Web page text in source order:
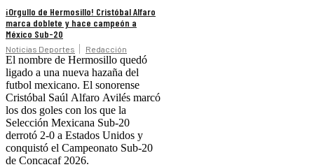
¡Orgullo de Hermosillo! Cristóbal Alfaro
marca doblete y hace campeón a
México Sub-20
Noticias Deportes Redacción
El nombre de Hermosillo quedó
ligado a una nueva hazaña del
futbol mexicano. El sonorense
Cristóbal Saúl Alfaro Avilés marcó
los dos goles con los que la
Selección Mexicana Sub-20
derrotó 2-0 a Estados Unidos y
conquistó el Campeonato Sub-20
de Concacaf 2026.